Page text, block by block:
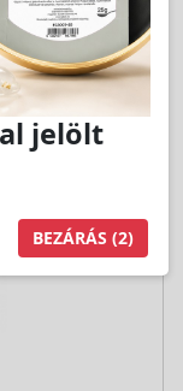
jelölt
BEZÁRÁS (1)